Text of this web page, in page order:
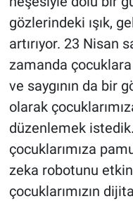
gözlerindeki ışık,
artırıyor. 23 Nisan
zamanda
ve saygının da bir
olarak
düzenlemek
çocuklarımıza
zeka robotunu
çocuklarımızın